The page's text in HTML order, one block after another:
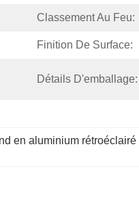
Classement Au Feu:
Finition De Surface:
Détails D'emballage:
en aluminium